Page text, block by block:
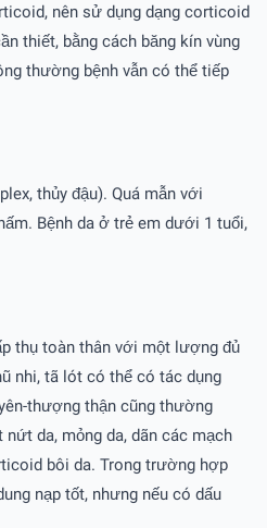
nên sử dụng dạng corticoid
thiết, bằng cách băng kín vùng
thường bệnh vẫn có thể tiếp
thủy đậu). Quá mẫn với
Bệnh da ở trẻ em dưới 1 tuổi,
thụ toàn thân với một lượng đủ
nhi, tã lót có thể có tác dụng
thượng thận cũng thường
da, mỏng da, dãn các mạch
bôi da. Trong trường hợp
nạp tốt, nhưng nếu có dấu